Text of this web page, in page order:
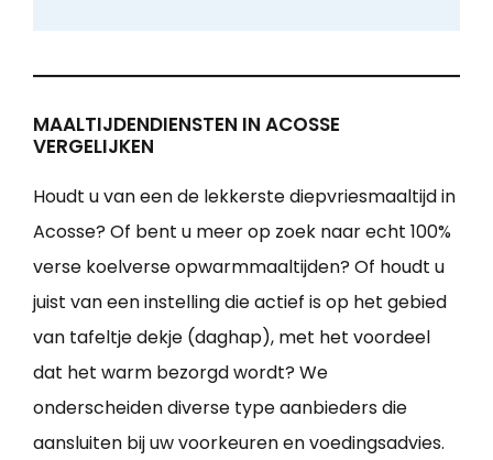
MAALTIJDENDIENSTEN IN ACOSSE
VERGELIJKEN
Houdt u van een de lekkerste diepvriesmaaltijd in
Acosse? Of bent u meer op zoek naar echt 100%
verse koelverse opwarmmaaltijden? Of houdt u
juist van een instelling die actief is op het gebied
van tafeltje dekje (daghap), met het voordeel
dat het warm bezorgd wordt? We
onderscheiden diverse type aanbieders die
aansluiten bij uw voorkeuren en voedingsadvies.